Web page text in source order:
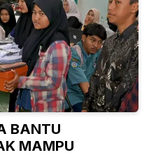
BANTU
MAMPU